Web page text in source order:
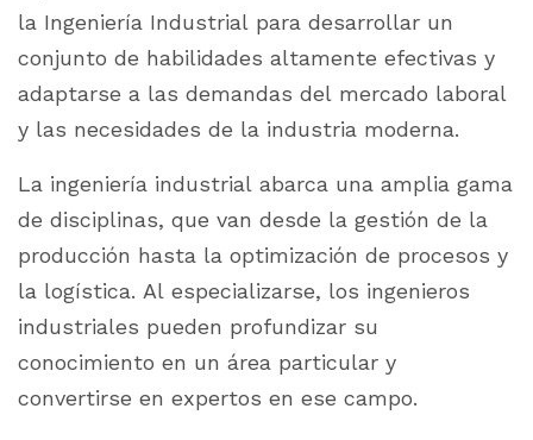
la Ingeniería Industrial para desarrollar un
conjunto de habilidades altamente efectivas y
adaptarse a las demandas del mercado laboral
y las necesidades de la industria moderna.
La ingeniería industrial abarca una amplia gama
de disciplinas, que van desde la gestión de la
producción hasta la optimización de procesos y
la logística. Al especializarse, los ingenieros
industriales pueden profundizar su
conocimiento en un área particular y
convertirse en expertos en ese campo.